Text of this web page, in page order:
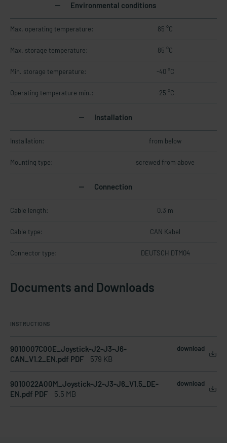
Environmental conditions
Max. operating temperature: 85 °C
Max. storage temperature: 85 °C
Min. storage temperature: -40 °C
Operating temperature min.: -25 °C
Installation
Installation: from below
Mounting type: screwed from above
Connection
Cable length: 0.3 m
Cable type: CAN Kabel
Connector type: DEUTSCH DTM04
Documents and Downloads
INSTRUCTIONS
9010007C00E_Joystick-J2-J3-J6-
CAN_V1.2_EN.pdf PDF
579 KB
download
9010022A00M_Joystick-J2-J3-J6_V1.5_DE-
EN.pdf PDF
5.5 MB
download